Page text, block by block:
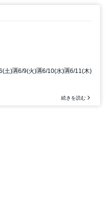
土)🈵6/9(火)🈵6/10(水)🈵6/11(木)
続きを読む